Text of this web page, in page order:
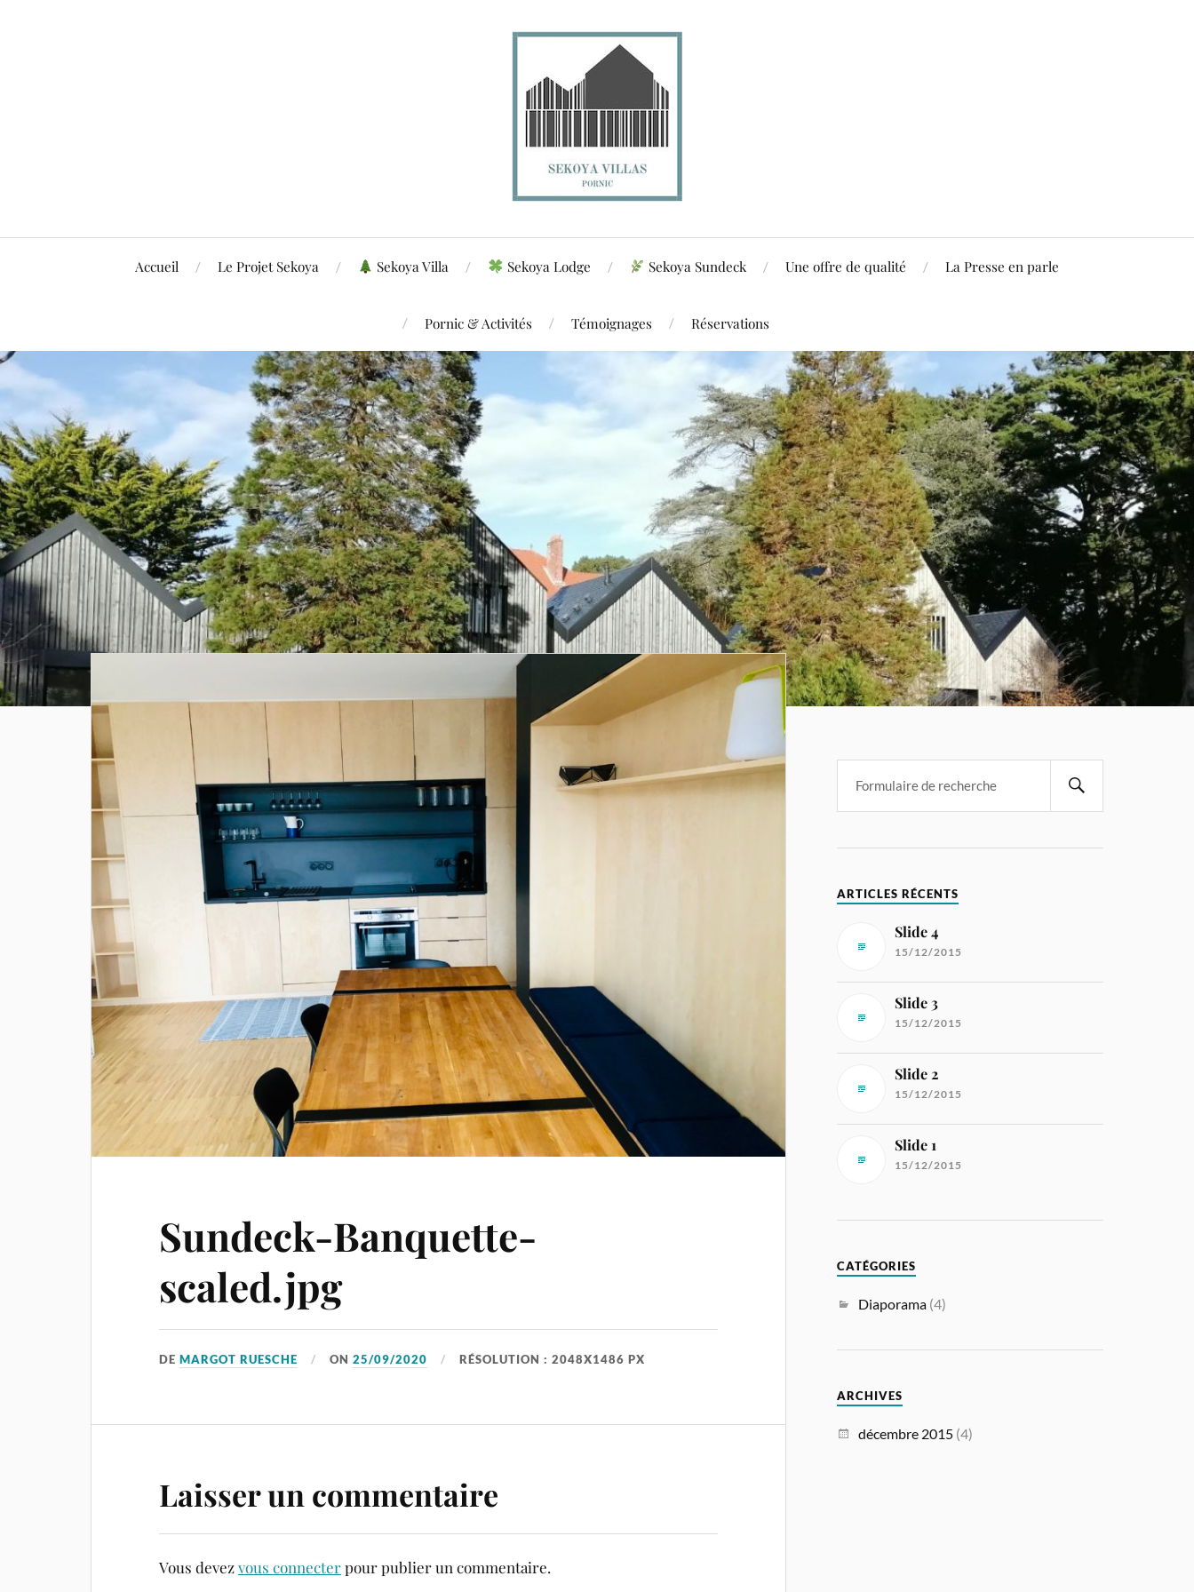
Accueil Le Projet Sekoya Sekoya Villa Sekoya Lodge Sekoya Sundeck Une offre de qualité La Presse en parle
Pornic & Activités Témoignages Réservations
Sundeck-Banquette-
scaled.jpg
DEMARGOT RUESCHE ON25/09/2020 RÉSOLUTION : 2048X1486 PX
Laisser un commentaire
Vous devezvous connecterpour publier un commentaire.
ARTICLES RÉCENTS
Slide 4
15/12/2015
Slide 3
15/12/2015
Slide 2
15/12/2015
Slide 1
15/12/2015
CATÉGORIES
Diaporama (4)
ARCHIVES
décembre 2015 (4)